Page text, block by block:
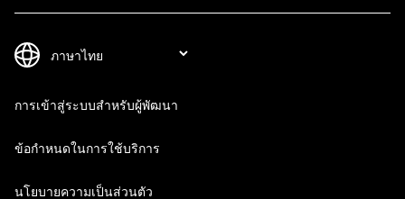
การเข้าสู่ระบบสำหรับผู้พัฒนา
ข้อกำหนดในการใช้บริการ
นโยบายความเป็นส่วนตัว